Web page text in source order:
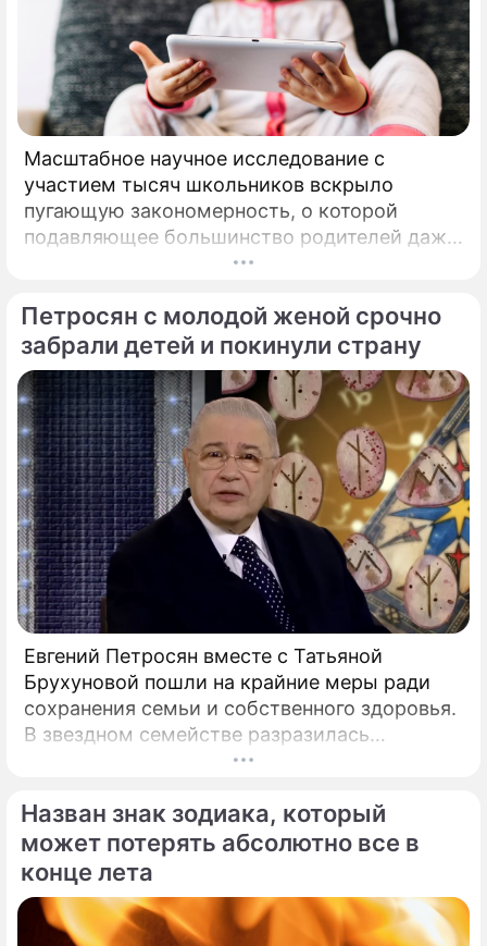
Масштабное научное исследование с
участием тысяч школьников вскрыло
пугающую закономерность, о которой
подавляющее большинство родителей даже
не догадывалось. Привычка дарить ребенку
социальным сетям в младшем
подростковом возрасте обворачивается
скрытым провалом в учебе.
Петросян с молодой женой срочно
забрали детей и покинули страну
Евгений Петросян вместе с Татьяной
Брухуновой пошли на крайние меры ради
сохранения семьи и собственного здоровья.
В звездном семействе разразилась
настоящая тихая драма, которая вынудила
Назван знак зодиака, который
может потерять абсолютно все в
конце лета